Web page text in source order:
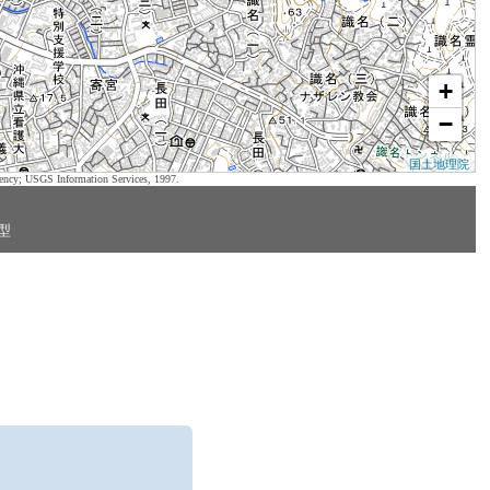
+
−
国土地理院
USGS Information Services, 1997.